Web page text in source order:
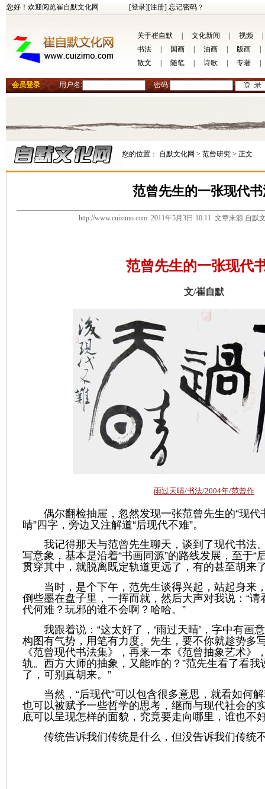
您好！欢迎阅览崔自默文化网 [登录][注册] 忘记密码？
关于崔自默 文化新闻 视频
书法
国画 油画 版画
散文
随笔 诗歌 专著
会员登录 用户名: 密码:
您的位置： 自默文化网 > 范曾研究 > 正文
范曾先生的一张现代
http://www.cuizimo.com 2011年5月3日 10:11 文章来源:自默
范曾先生的一张现代
文/崔自默
雨过天晴/书法/2004年/范曾作
偶尔翻检抽屉，忽然发现一张范曾先生的“现代
晴”四字，旁边又注解道“后现代不难”。
我记得那天与范曾先生聊天，谈到了现代书法
写意象，基本是沿着“书画同源”的路线发展，至于“
贯穿其中，就脱离既定轨道更远了，有的甚至胡来
当时，是个下午， 范先生谈得兴起，站起身来
倒些墨在盘子里，一挥而就，然后大声对我说： “请
代何难？玩邪的谁不会啊？哈哈。 ”
我跟着说： “这太好了， ‘雨过天晴’ ，字中有画
构图有气势，用笔有力度。先生，要不你就趁势多
《范曾现代书法集》，再来一本《范曾抽象艺术》
轨。西方大师的抽象，又能咋的？ ”范先生看了看我
了，可别真胡来。 ”
当然， “后现代”可以包含很多意思，就看如何
也可以被赋予一些哲学的思考，继而与现代社会的
底可以呈现怎样的面貌，究竟要走向哪里，谁也不
传统告诉我们传统是什么，但没告诉我们传统